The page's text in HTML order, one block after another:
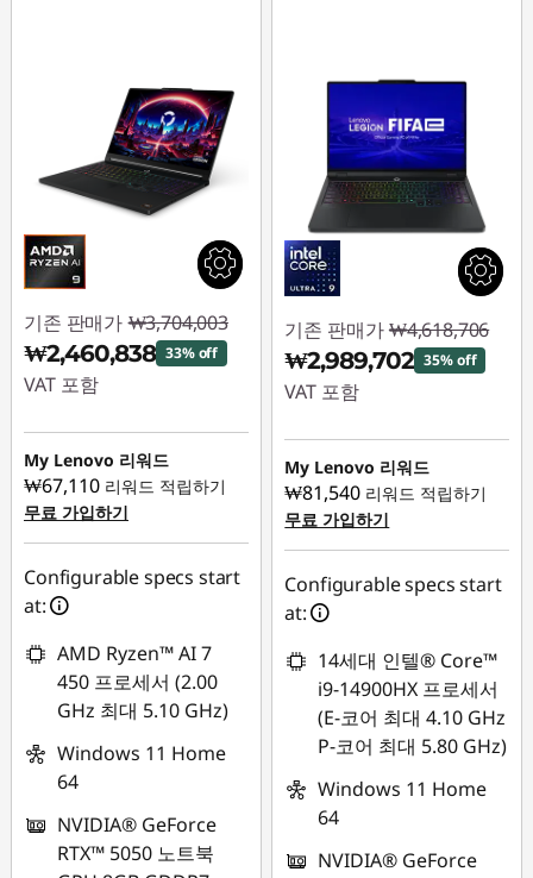
기존 판매가 ₩3,704,003
₩2,460,838 33% off
VAT 포함
즉시 할인: :-
₩1,243,165
My Lenovo 리워드
₩67,110 리워드 적립하기
무료 가입하기
Configurable specs start
at:
AMD Ryzen™ AI 7
450 프로세서 (2.00
GHz 최대 5.10 GHz)
Windows 11 Home
64
NVIDIA® GeForce
RTX™ 5050 노트북
기존 판매가 ₩4,618,706
₩2,989,702 35% off
VAT 포함
즉시 할인: :-
₩1,629,004
My Lenovo 리워드
₩81,540 리워드 적립하기
무료 가입하기
Configurable specs start
at:
14세대 인텔® Core™
i9-14900HX 프로세서
(E-코어 최대 4.10 GHz
P-코어 최대 5.80 GHz)
Windows 11 Home
64
NVIDIA® GeForce